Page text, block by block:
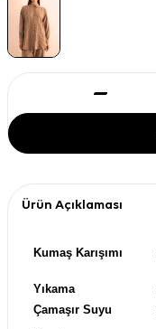
Ürün Açıklaması
Kumaş Karışımı
Yıkama
Çamaşır Suyu